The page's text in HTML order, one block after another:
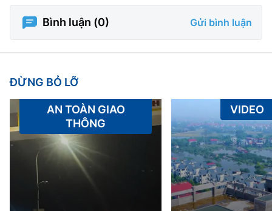
Tổng biên tập:
Nguyễn Đức Thắng, La Đức Hùng
Hotline:
0901 514 799
Quảng cáo và Phát hành:
0915 057 282
Email:bandoc@baoxaydung.vn
Cấm sao chép dưới mọi hình thức nếu không có sự
chấp thuận bằng văn bản.
Bình luận (0) Gửi bình luận
ĐỪNG BỎ LỠ
AN TOÀN GIAO
THÔNG
VIDEO